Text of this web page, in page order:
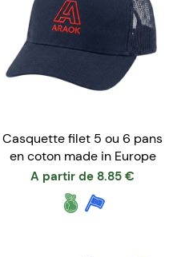
Casquette filet 5 ou 6 pans
en coton made in Europe
A partir de 8.85 €